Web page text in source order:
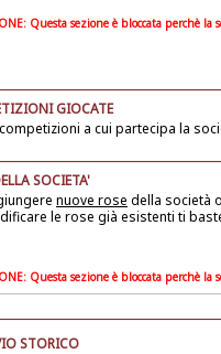
Questa sezione è bloccata perchè
GIOCATE
a cui partecipa la
SOCIETA'
nuove rose della società
le rose già esistenti ti
Questa sezione è bloccata perchè
STORICO